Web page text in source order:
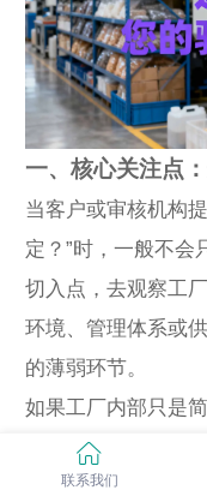
一、核心关注点
当客户或审核机构
定？”时，一般不会
切入点，去观察工
环境、管理体系或
的薄弱环节。
如果工厂内部只是
有进行一次整体梳
人事只看合同和社
联系我们